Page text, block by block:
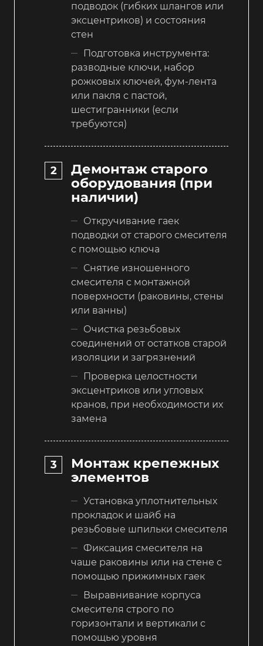
подводок (гибких шлангов или
эксцентриков) и состояния
стен
Подготовка инструмента:
разводные ключи, набор
рожковых ключей, фум-лента
или пакля с пастой,
шестигранники (если
требуются)
Демонтаж старого
оборудования (при
наличии)
Откручивание гаек
подводки от старого смесителя
с помощью ключа
Снятие изношенного
смесителя с монтажной
поверхности (раковины, стены
или ванны)
Очистка резьбовых
соединений от остатков старой
изоляции и загрязнений
Проверка целостности
эксцентриков или угловых
кранов, при необходимости их
замена
Монтаж крепежных
элементов
Установка уплотнительных
прокладок и шайб на
резьбовые шпильки смесителя
Фиксация смесителя на
чаше раковины или на стене с
помощью прижимных гаек
Выравнивание корпуса
смесителя строго по
горизонтали и вертикали с
помощью уровня